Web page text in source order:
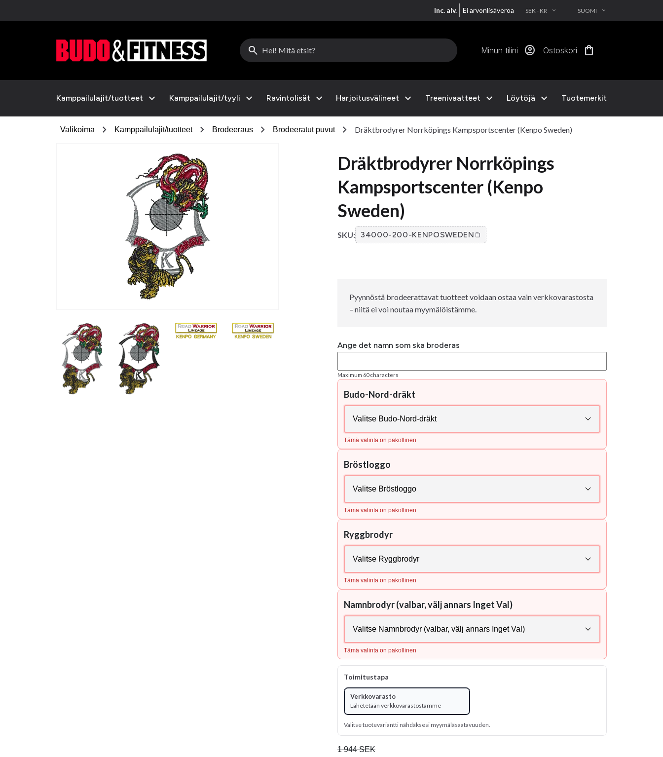
Inc. alv. Ei arvonlisäveroa SEK - KR EXPAND_MORE SUOMI EXPAND_MORE
search Minun tilini account_circle Ostoskori shopping_bag
Kamppailulajit/tuotteet expand_more Kamppailulajit/tyyli expand_more Ravintolisät expand_more Harjoitusvälineet expand_more Treenivaatteet expand_more Löytöjä expand_more Tuotemerkit
Valikoima chevron_right Kamppailulajit/tuotteet chevron_right Brodeeraus chevron_right Brodeeratut puvut chevron_right Dräktbrodyrer Norrköpings Kampsportscenter (Kenpo Sweden)
Dräktbrodyrer Norrköpings
Kampsportscenter (Kenpo
Sweden)
SKU: 34000-200-KENPOSWEDEN
Pyynnöstä brodeerattavat tuotteet voidaan ostaa vain verkkovarastosta
– niitä ei voi noutaa myymälöistämme.
Ange det namn som ska broderas
Maximum 60 characters
Budo-Nord-dräkt
Tämä valinta on pakollinen
Bröstloggo
Tämä valinta on pakollinen
Ryggbrodyr
Tämä valinta on pakollinen
Namnbrodyr (valbar, välj annars Inget Val)
Tämä valinta on pakollinen
Toimitustapa
Verkkovarasto
Lähetetään verkkovarastostamme
Valitse tuotevariantti nähdäksesi myymäläsaatavuuden.
1 944 SEK